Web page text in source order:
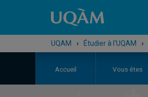
UQAM › Étudier à l'UQAM ›
Accueil Vous êtes